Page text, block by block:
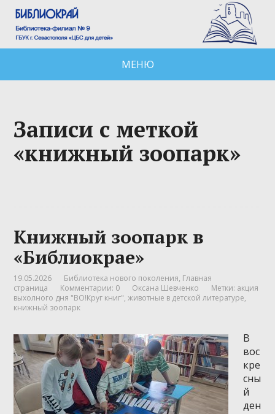
МЕНЮ
Записи с меткой
«книжный зоопарк»
Книжный зоопарк в
«Библиокрае»
19.05.2026 Библиотека нового поколения, Главная
страница
Комментарии: 0 Оксана Шевченко Метки: акция
выхолного дня "ВО!Круг книг",животные в детской литературе,
книжный зоопарк
В
вос
кре
сны
й
ден